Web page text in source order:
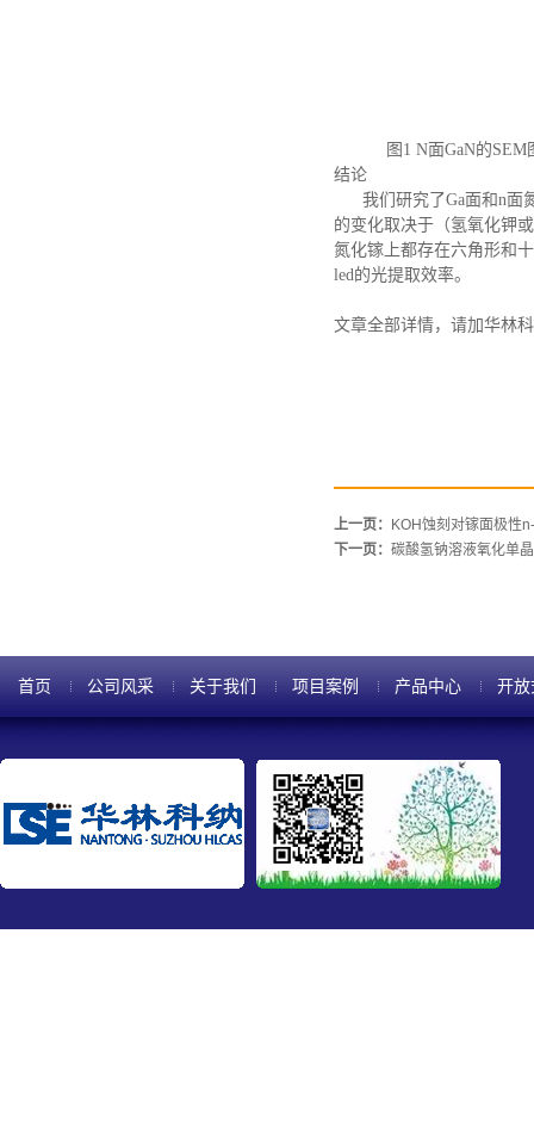
图 1 N面GaN的
结论
我们研究了Ga面和n面
的变化取决于（氢氧化钾
氮化镓上都存在六角形和
led的光提取效率。
文章全部详情，请加华林
上一页：
KOH蚀刻对镓面极性
下一页： 碳酸氢钠溶液氧化单
首页 公司风采 关于我们 项目案例 产品中心 开放